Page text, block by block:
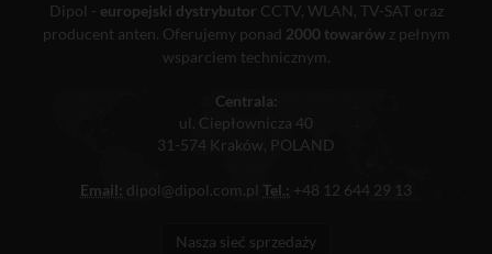
Dipol - europejski dystrybutor CCTV, WLAN, TV-SAT oraz
producent anten. Oferujemy ponad 2000 towarówz pełnym
wsparciem technicznym.
Centrala:
ul. Ciepłownicza 40
31-574 Kraków, POLAND
Email: dipol@dipol.com.pl Tel.: +48 12 644 29 13
Nasza sieć sprzedaży